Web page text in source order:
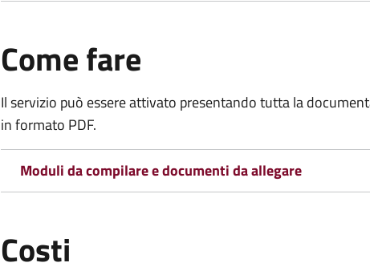
Come fare
Il servizio può essere attivato presentando tutta la
in formato PDF.
Moduli da compilare e documenti da allegare
Costi